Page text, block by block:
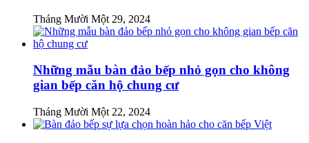
Tháng Mười Một 29, 2024
Những mẫu bàn đảo bếp nhỏ gọn cho không
gian bếp căn hộ chung cư
Tháng Mười Một 22, 2024